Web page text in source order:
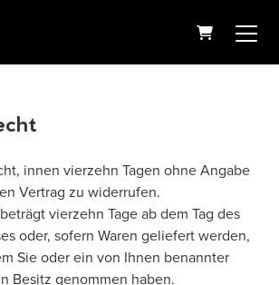
Warenkorb
innen vierzehn Tagen ohne Angabe
Vertrag zu widerrufen.
vierzehn Tage ab dem Tag des
oder, sofern Waren geliefert werden,
Sie oder ein von Ihnen benannter
Besitz genommen haben.